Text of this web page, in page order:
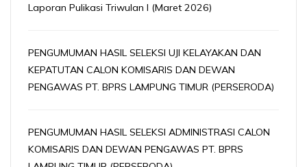
Laporan Pulikasi Triwulan I (Maret 2026)
PENGUMUMAN HASIL SELEKSI UJI KELAYAKAN DAN
KEPATUTAN CALON KOMISARIS DAN DEWAN
PENGAWAS PT. BPRS LAMPUNG TIMUR (PERSERODA)
PENGUMUMAN HASIL SELEKSI ADMINISTRASI CALON
KOMISARIS DAN DEWAN PENGAWAS PT. BPRS